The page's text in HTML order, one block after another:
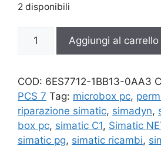
2 disponibili
1BB13-
quantità
Aggiungi al carrello
COD: 6ES7712-1BB13-0AA3
PCS 7 Tag: microbox pc,
riparazione simatic, simadyn,
box pc, simatic C1, Simatic
simatic pg, simatic ricambi,